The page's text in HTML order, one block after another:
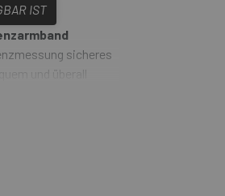
IST
sicheres
und überall
Erkunden Sie